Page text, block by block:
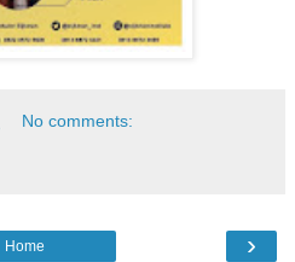
No comments:
›
Home